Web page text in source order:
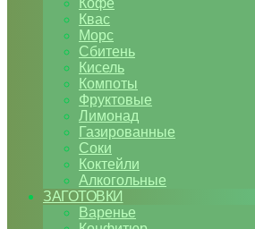
Кофе
Квас
Морс
Сбитень
Кисель
Компоты
Фруктовые
Лимонад
Газированные
Соки
Коктейли
Алкогольные
ЗАГОТОВКИ
Варенье